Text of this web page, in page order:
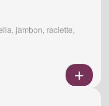
jambon, raclette,